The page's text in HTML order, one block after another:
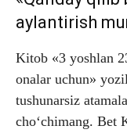
aylantirish
Kitob «3 yoshlan
onalar uchun»
tushunarsiz
cho‘chimang. Bet